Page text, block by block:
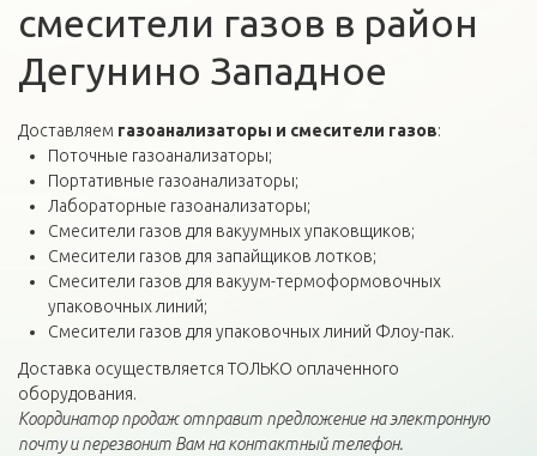
смесители газов в район
Дегунино Западное
Доставляем газоанализаторы и смесители газов:
Поточные газоанализаторы;
Портативные газоанализаторы;
Лабораторные газоанализаторы;
Смесители газов для вакуумных упаковщиков;
Смесители газов для запайщиков лотков;
Смесители газов для вакуум-термоформовочных
упаковочных линий;
Смесители газов для упаковочных линий Флоу-пак.
Доставка осуществляется ТОЛЬКО оплаченного
оборудования.
Координатор продаж отправит предложение на электронную
почту и перезвонит Вам на контактный телефон.